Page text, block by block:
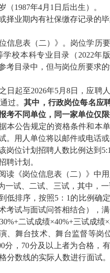
（1987年4月1日后出生）。
择业期内有社保缴存记录的
信息表（二）》。岗位学历
校本科专业目录（2022年
考目录中，但与岗位所要求
日起至2026年5月8日 ，应聘
过。其中，行政岗位每名应
考不同单位，同一家单位仅限
本公告规定的资格条件和本
。
用人单位将以邮件或电话
岗位计划招聘人数比例达到
聘计划。
读 《岗位信息表（二）》中
一试、二试、三试，其中，
低排序，按照5：1的比例
考试与面试问答相结合），满
30%+二试成绩×40%+三试成绩×
、舞台技术、舞台监督等岗
分， 70分及以上者为合格，
分数线的实际人数进行面